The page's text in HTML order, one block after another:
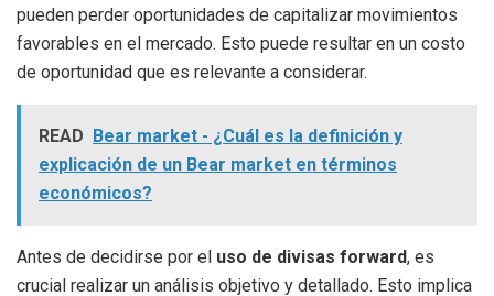
pueden perder oportunidades de capitalizar movimientos
favorables en el mercado. Esto puede resultar en un costo
de oportunidad que es relevante a considerar.
READ Bear market - ¿Cuál es la definición y
explicación de un Bear market en términos
económicos?
Antes de decidirse por el uso de divisas forward, es
crucial realizar un análisis objetivo y detallado. Esto implica